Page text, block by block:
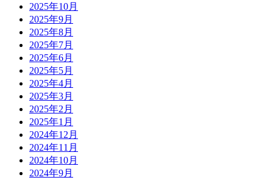
2025年10月
2025年9月
2025年8月
2025年7月
2025年6月
2025年5月
2025年4月
2025年3月
2025年2月
2025年1月
2024年12月
2024年11月
2024年10月
2024年9月